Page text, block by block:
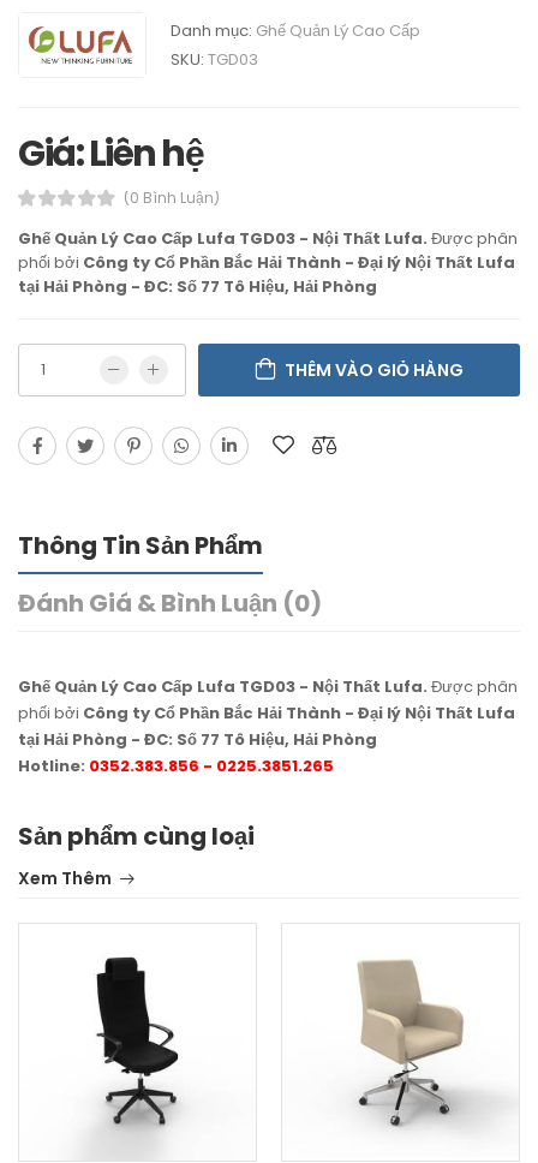
Danh mục: Ghế Quản Lý Cao Cấp
SKU: TGD03
Giá: Liên hệ
(0 Bình Luận)
Ghế Quản Lý Cao Cấp Lufa TGD03 - Nội Thất Lufa. Được phân
phối bởi Công ty Cổ Phần Bắc Hải Thành - Đại lý Nội Thất Lufa
tại Hải Phòng - ĐC: Số 77 Tô Hiệu, Hải Phòng
THÊM VÀO GIỎ HÀNG
Thông Tin Sản Phẩm
Đánh Giá & Bình Luận (0)
Ghế Quản Lý Cao Cấp Lufa TGD03 - Nội Thất Lufa. Được phân
phối bởi Công ty Cổ Phần Bắc Hải Thành - Đại lý Nội Thất Lufa
tại Hải Phòng - ĐC: Số 77 Tô Hiệu, Hải Phòng
Hotline: 0352.383.856 - 0225.3851.265
Sản phẩm cùng loại
Xem Thêm